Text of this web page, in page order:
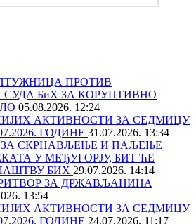
ПРОТИВ
БиХ ЗА КОРУПТИВНО
05.08.2026. 12:24
АКТИВНОСТИ ЗА СЕДМИЦУ
ГОДИНЕ 31.07.2026. 13:34
СКРНАВЉЕЊЕ И ПАЉЕЊЕ
У МЕЂУГОРЈУ, БИТ ЋЕ
БИХ 29.07.2026. 14:14
ЗА ДРЖАВЉАНИНА
13:54
АКТИВНОСТИ ЗА СЕДМИЦУ
ГОДИНЕ 24.07.2026. 11:17